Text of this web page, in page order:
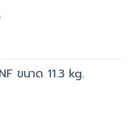
ขนาด 11.3 kg.